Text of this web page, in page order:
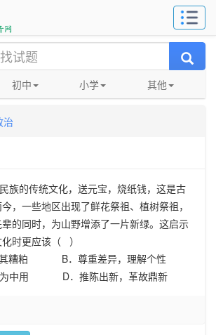
初中 小学 其他
治
族的传统文化，送元宝，烧纸钱，这是古
，一些地区出现了鲜花祭祖、植树祭祖，
的同时，为山野增添了一片新绿。这启示
时更应该（ ）
其糟粕 B．尊重差异，理解个性
为中用 D．推陈出新，革故鼎新